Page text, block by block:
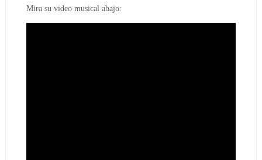
Mira su video musical abajo: